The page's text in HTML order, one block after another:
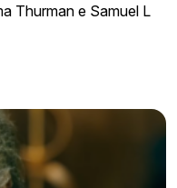
Thurman e Samuel L